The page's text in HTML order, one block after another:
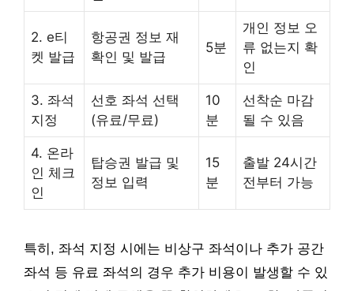
2. e티
켓 발급
항공권 정보 재
확인 및 발급
5분
개인 정보 오
류 없는지 확
인
3. 좌석
지정
선호 좌석 선택
(유료/무료)
10
분
선착순 마감
될 수 있음
4. 온라
인 체크
인
탑승권 발급 및
정보 입력
15
분
출발 24시간
전부터 가능
특히, 좌석 지정 시에는 비상구 좌석이나 추가 공간
좌석 등 유료 좌석의 경우 추가 비용이 발생할 수 있